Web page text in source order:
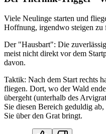
Viele Neulinge starten und
Hoffnung, irgendwo steigen zu
Der "Hausbart": Die
meist nicht direkt vor dem
davon.
Taktik: Nach dem Start rechts
fliegen. Dort, wo der Wald
übergeht (unterhalb des
Sie diesen Bereich geduldig
Sie über den Grat bringt.